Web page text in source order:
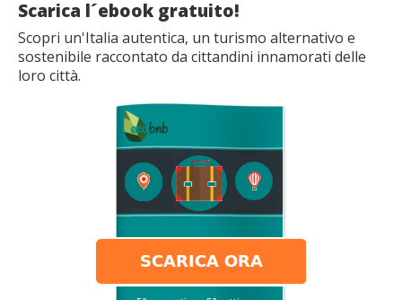
Scarica l´ebook gratuito!
Scopri un'Italia autentica, un turismo alternativo e
sostenibile raccontato da cittandini innamorati delle
loro città.